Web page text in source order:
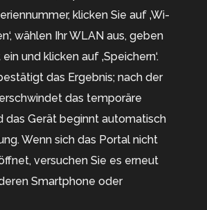
klicken Sie auf ‚Wi-
wählen Ihr WLAN aus, geben
und klicken auf ‚Speichern‘.
das Ergebnis; nach der
das temporäre
das Gerät beginnt automatisch
Wenn sich das Portal nicht
versuchen Sie es erneut
Smartphone oder